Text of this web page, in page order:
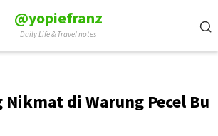
@yopiefranz
Daily Life & Travel notes
Nikmat di Warung Pecel Bu